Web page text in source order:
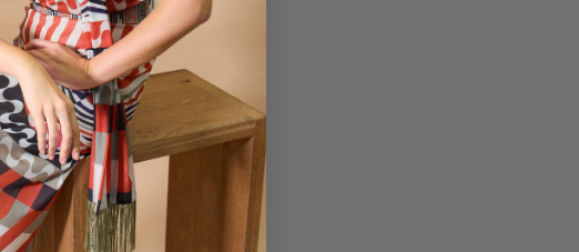
Guia de Tallas
Detalles y cuidados
Ref: 33P618-LO